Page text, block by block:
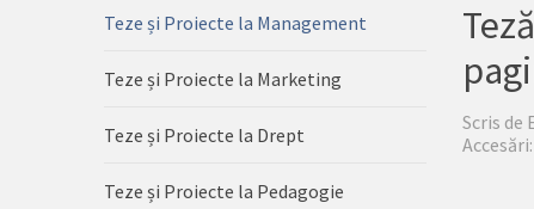
Scris de
Teze și Proiecte la Management
Teze și Proiecte la Marketing
Teze și Proiecte la Drept
Teze și Proiecte la Pedagogie